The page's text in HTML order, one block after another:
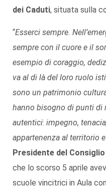
dei Caduti, situata sulla
“Esserci sempre.
sempre con il cuore e il
esempio di coraggio,
va al di là del loro ruolo
sono un patrimonio
hanno bisogno di punti di
autentici: impegno,
appartenenza al territorio
Presidente del
che lo scorso 5 aprile
scuole vincitrici in Aula